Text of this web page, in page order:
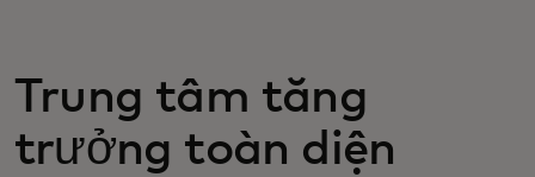
Tin tức và xu hướng
Trung tâm tăng
trưởng toàn diện